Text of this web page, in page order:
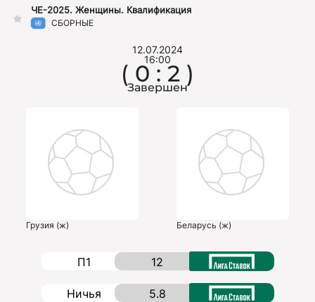
СБОРНЫЕ
ЧЕ-2025. Женщины. Квалификация
Грузия (ж)
12.07.2024
16:00
( 0 : 2 )
Завершен
Беларусь (ж)
П1 12
Ничья 5.8